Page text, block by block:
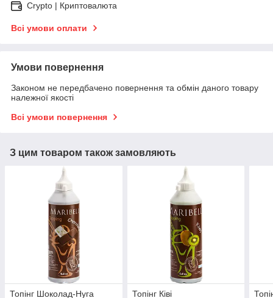
Crypto | Криптовалюта
Всі умови оплати
Умови повернення
Законом не передбачено повернення та обмін даного товару
належної якості
Всі умови повернення
З цим товаром також замовляють
Топінг Шоколад-Нуга Топінг Ківі